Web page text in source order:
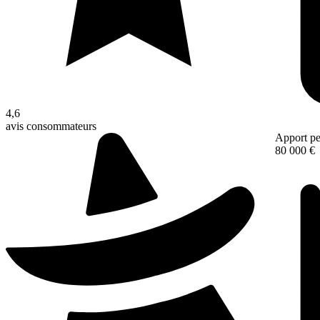
4,6
avis consommateurs
Apport
80 000 €